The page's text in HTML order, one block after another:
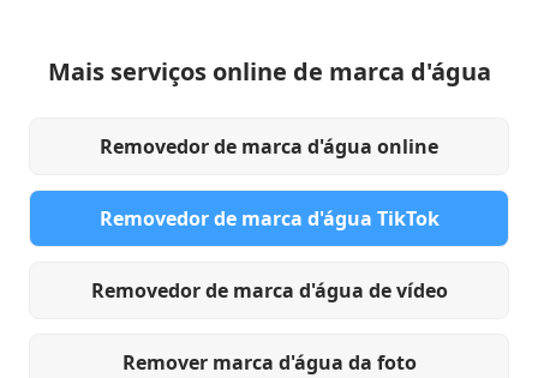
Mais serviços online de marca d'água
Removedor de marca d'água online
Removedor de marca d'água TikTok
Removedor de marca d'água de vídeo
Remover marca d'água da foto